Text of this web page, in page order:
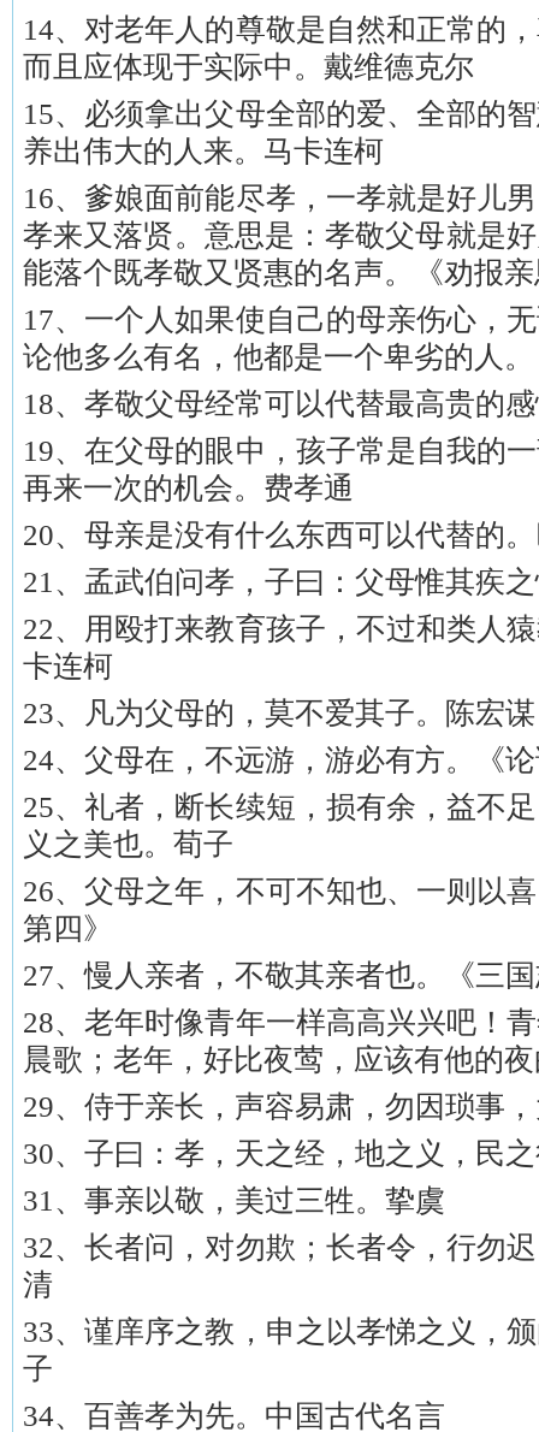
14、对老年人的尊敬是自然和正常的
而且应体现于实际中。戴维德克尔
15、必须拿出父母全部的爱、全部的
养出伟大的人来。马卡连柯
16、爹娘面前能尽孝，一孝就是好儿
孝来又落贤。意思是：孝敬父母就是
能落个既孝敬又贤惠的名声。《劝报
17、一个人如果使自己的母亲伤心，
论他多么有名，他都是一个卑劣的人
18、孝敬父母经常可以代替最高贵的
19、在父母的眼中，孩子常是自我的
再来一次的机会。费孝通
20、母亲是没有什么东西可以代替的
21、孟武伯问孝，子曰：父母惟其疾
22、用殴打来教育孩子，不过和类人
卡连柯
23、凡为父母的，莫不爱其子。陈宏谋
24、父母在，不远游，游必有方。《
25、礼者，断长续短，损有余，益不
义之美也。荀子
26、父母之年，不可不知也、一则以
第四》
27、慢人亲者，不敬其亲者也。《三
28、老年时像青年一样高高兴兴吧！
晨歌；老年，好比夜莺，应该有他的
29、侍于亲长，声容易肃，勿因琐事
30、子曰：孝，天之经，地之义，民
31、事亲以敬，美过三牲。挚虞
32、长者问，对勿欺；长者令，行勿
清
33、谨庠序之教，申之以孝悌之义，
子
34、百善孝为先。中国古代名言